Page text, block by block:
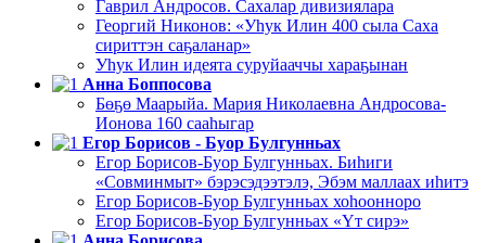
Гаврил Андросов. Сахалар дивизиялара
Георгий Никонов: «Уһук Илин 400 сыла Саха
сириттэн саҕаланар»
Уһук Илин идеята суруйааччы хараҕынан
Анна Боппосова
Бөҕө Маарыйа. Мария Николаевна Андросова-
Ионова 160 сааһыгар
Егор Борисов - Буор Булгунньах
Егор Борисов-Буор Булгунньах. Биһиги
«Совминмыт» бэрэсэдээтэлэ, Эбэм маллаах иһитэ
Егор Борисов-Буор Булгунньах хоһоонноро
Егор Борисов-Буор Булгунньах «Үт сирэ»